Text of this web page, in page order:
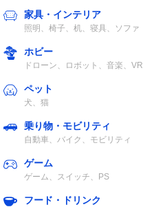
ジエントヒータ
ー
直火・オーブ
直火・レンジ
家具・インテリア
照明、椅子、机、寝具、ソファ
ホビー
ドローン、ロボット、音楽、VR
ペット
犬、猫
乗り物・モビリティ
自動車、バイク、モビリティ
ゲーム
ゲーム、スイッチ、PS
フード・ドリンク